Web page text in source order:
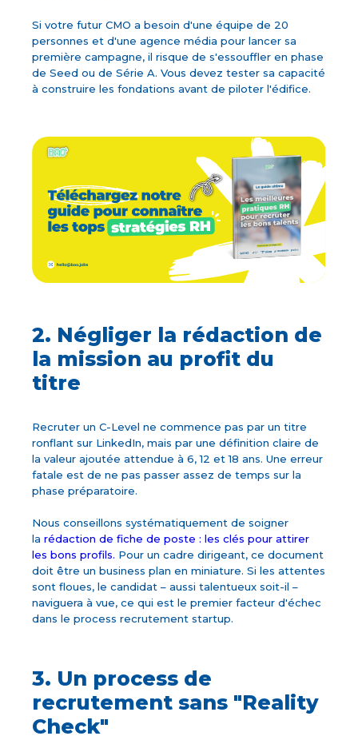
Si votre futur CMO a besoin d'une équipe de 20
personnes et d'une agence média pour lancer sa
première campagne, il risque de s'essouffler en phase
de Seed ou de Série A. Vous devez tester sa capacité
à construire les fondations avant de piloter l'édifice.
2. Négliger la rédaction de
la mission au profit du
titre
Recruter un C-Level ne commence pas par un titre
ronflant sur LinkedIn, mais par une définition claire de
la valeur ajoutée attendue à 6, 12 et 18 ans. Une erreur
fatale est de ne pas passer assez de temps sur la
phase préparatoire.
Nous conseillons systématiquement de soigner
larédaction de fiche de poste : les clés pour attirer
les bons profils. Pour un cadre dirigeant, ce document
doit être un business plan en miniature. Si les attentes
sont floues, le candidat – aussi talentueux soit-il –
naviguera à vue, ce qui est le premier facteur d'échec
dans le process recrutement startup.
3. Un process de
recrutement sans "Reality
Check"